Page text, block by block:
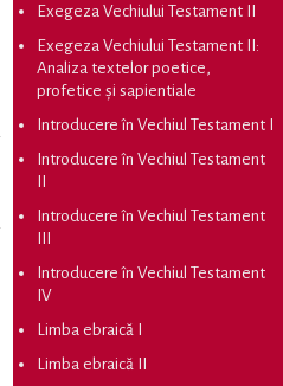
Exegeza Vechiului Testament II
Exegeza Vechiului Testament II:
Analiza textelor poetice,
profetice și sapientiale
Introducere în Vechiul Testament I
Introducere în Vechiul Testament
II
Introducere în Vechiul Testament
III
Introducere în Vechiul Testament
IV
Limba ebraică I
Limba ebraică II